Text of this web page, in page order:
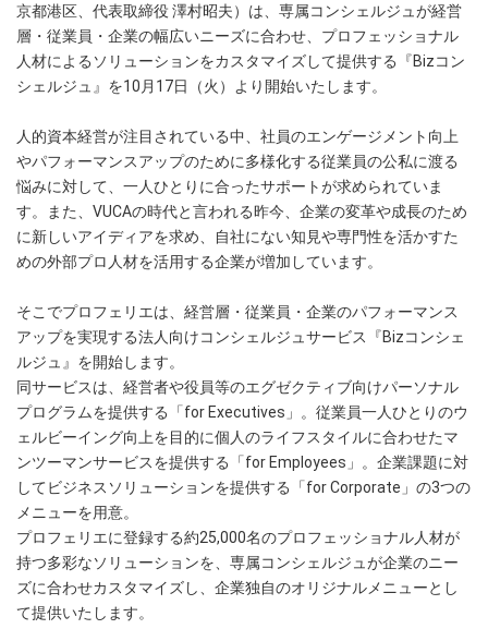
京都港区、代表取締役 澤村昭夫）は、専属コンシェルジュが経営
層・従業員・企業の幅広いニーズに合わせ、プロフェッショナル
人材によるソリューションをカスタマイズして提供する『Bizコン
シェルジュ』を10月17日（火）より開始いたします。
人的資本経営が注目されている中、社員のエンゲージメント向上
やパフォーマンスアップのために多様化する従業員の公私に渡る
悩みに対して、一人ひとりに合ったサポートが求められていま
す。また、VUCAの時代と言われる昨今、企業の変革や成長のため
に新しいアイディアを求め、自社にない知見や専門性を活かすた
めの外部プロ人材を活用する企業が増加しています。
そこでプロフェリエは、経営層・従業員・企業のパフォーマンス
アップを実現する法人向けコンシェルジュサービス『Bizコンシェ
ルジュ』を開始します。
同サービスは、経営者や役員等のエグゼクティブ向けパーソナル
プログラムを提供する「for Executives」。従業員一人ひとりのウ
ェルビーイング向上を目的に個人のライフスタイルに合わせたマ
ンツーマンサービスを提供する「for Employees」。企業課題に対
してビジネスソリューションを提供する「for Corporate」の3つの
メニューを用意。
プロフェリエに登録する約25,000名のプロフェッショナル人材が
持つ多彩なソリューションを、専属コンシェルジュが企業のニー
ズに合わせカスタマイズし、企業独自のオリジナルメニューとし
て提供いたします。